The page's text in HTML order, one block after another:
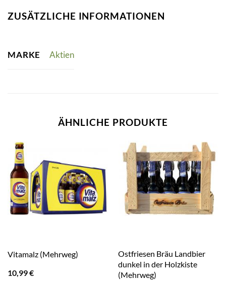
ZUSÄTZLICHE INFORMATIONEN
MARKE Aktien
ÄHNLICHE PRODUKTE
Vitamalz (Mehrweg)
10,99€
Ostfriesen Bräu Landbier
dunkel in der Holzkiste
(Mehrweg)